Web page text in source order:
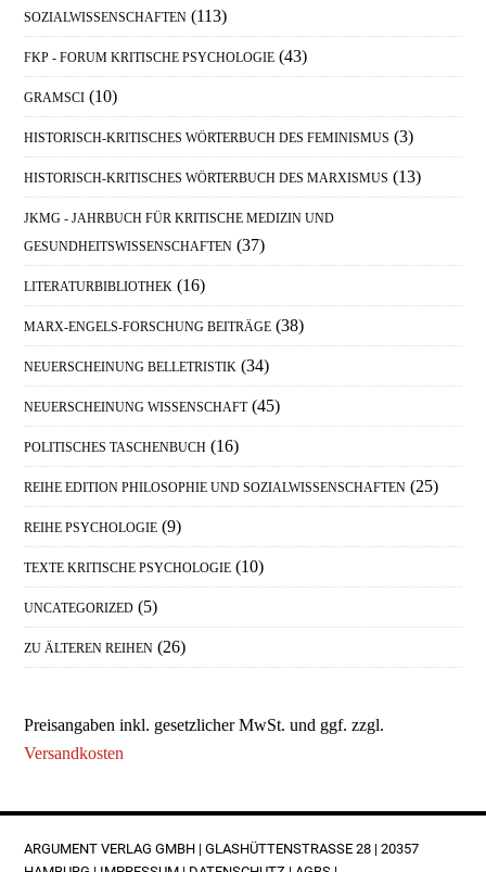
SOZIALWISSENSCHAFTEN (113)
FKP - FORUM KRITISCHE PSYCHOLOGIE (43)
GRAMSCI (10)
HISTORISCH-KRITISCHES WÖRTERBUCH DES FEMINISMUS (3)
HISTORISCH-KRITISCHES WÖRTERBUCH DES MARXISMUS (13)
JKMG - JAHRBUCH FÜR KRITISCHE MEDIZIN UND
GESUNDHEITSWISSENSCHAFTEN (37)
LITERATURBIBLIOTHEK (16)
MARX-ENGELS-FORSCHUNG BEITRÄGE (38)
NEUERSCHEINUNG BELLETRISTIK (34)
NEUERSCHEINUNG WISSENSCHAFT (45)
POLITISCHES TASCHENBUCH (16)
REIHE EDITION PHILOSOPHIE UND SOZIALWISSENSCHAFTEN (25)
REIHE PSYCHOLOGIE (9)
TEXTE KRITISCHE PSYCHOLOGIE (10)
UNCATEGORIZED (5)
ZU ÄLTEREN REIHEN (26)
Preisangaben inkl. gesetzlicher MwSt. und ggf. zzgl.
Versandkosten
FOOTER
ARGUMENT VERLAG GMBH | GLASHÜTTENSTRASSE 28 | 20357 H